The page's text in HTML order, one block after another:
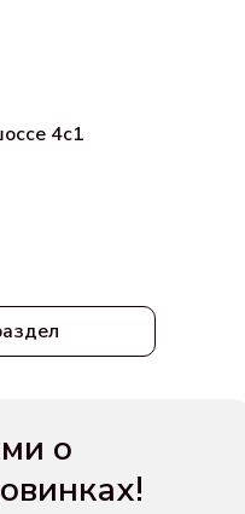
4с1
о